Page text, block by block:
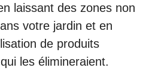
laissant des zones non
votre jardin et en
de produits
les élimineraient.